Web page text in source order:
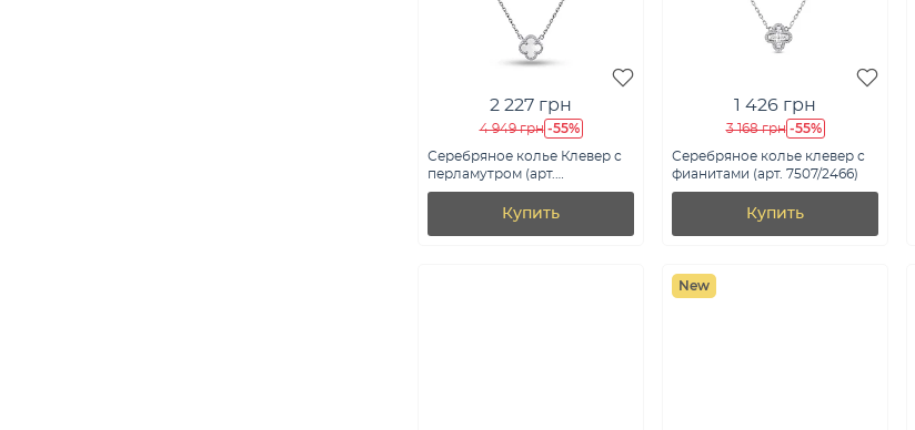
2 227 грн
4 949 грн -55%
Серебряное колье Клевер с
перламутром (арт.
7507/2213/7п)
Купить
1 426 грн
3 168 грн -55%
Серебряное колье клевер с
фианитами (арт. 7507/2466)
Купить
New